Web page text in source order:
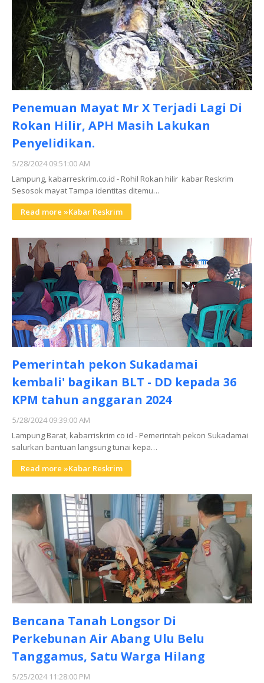
Penemuan Mayat Mr X Terjadi Lagi Di
Rokan Hilir, APH Masih Lakukan
Penyelidikan.
5/28/2024 09:51:00 AM
Lampung, kabarreskrim.co.id - Rohil Rokan hilir kabar Reskrim
Sesosok mayat Tampa identitas ditemu…
Read more »Kabar Reskrim
Pemerintah pekon Sukadamai
kembali' bagikan BLT - DD kepada 36
KPM tahun anggaran 2024
5/28/2024 09:39:00 AM
Lampung Barat, kabarriskrim co id - Pemerintah pekon Sukadamai
salurkan bantuan langsung tunai kepa…
Read more »Kabar Reskrim
Bencana Tanah Longsor Di
Perkebunan Air Abang Ulu Belu
Tanggamus, Satu Warga Hilang
5/25/2024 11:28:00 PM